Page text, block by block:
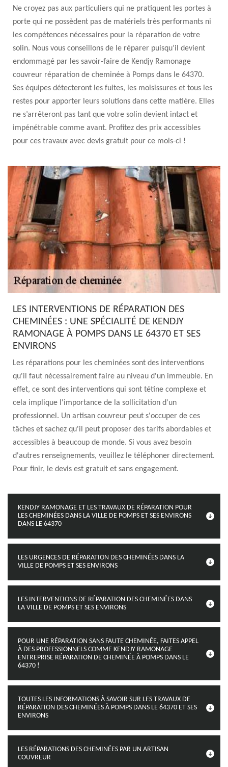
Ne croyez pas aux particuliers qui ne pratiquent les portes à
porte qui ne possèdent pas de matériels très performants ni
les compétences nécessaires pour la réparation de votre
solin. Nous vous conseillons de le réparer puisqu’il devient
endommagé par les savoir-faire de Kendjy Ramonage
couvreur réparation de cheminée à Pomps dans le 64370.
Ses équipes détecteront les fuites, les moisissures et tous les
restes pour apporter leurs solutions dans cette matière. Elles
ne s’arrêteront pas tant que votre solin devient intact et
impénétrable comme avant. Profitez des prix accessibles
pour ces travaux avec devis gratuit pour ce mois-ci !
LES INTERVENTIONS DE RÉPARATION DES
CHEMINÉES : UNE SPÉCIALITÉ DE KENDJY
RAMONAGE À POMPS DANS LE 64370 ET SES
ENVIRONS
Les réparations pour les cheminées sont des interventions
qu'il faut nécessairement faire au niveau d'un immeuble. En
effet, ce sont des interventions qui sont tétine complexe et
cela implique l'importance de la sollicitation d'un
professionnel. Un artisan couvreur peut s'occuper de ces
tâches et sachez qu'il peut proposer des tarifs abordables et
accessibles à beaucoup de monde. Si vous avez besoin
d'autres renseignements, veuillez le téléphoner directement.
Pour finir, le devis est gratuit et sans engagement.
KENDJY RAMONAGE ET LES TRAVAUX DE RÉPARATION POUR
LES CHEMINÉES DANS LA VILLE DE POMPS ET SES ENVIRONS
DANS LE 64370
LES URGENCES DE RÉPARATION DES CHEMINÉES DANS LA
VILLE DE POMPS ET SES ENVIRONS
LES INTERVENTIONS DE RÉPARATION DES CHEMINÉES DANS
LA VILLE DE POMPS ET SES ENVIRONS
POUR UNE RÉPARATION SANS FAUTE CHEMINÉE, FAITES APPEL
À DES PROFESSIONNELS COMME KENDJY RAMONAGE
ENTREPRISE RÉPARATION DE CHEMINÉE À POMPS DANS LE
64370 !
TOUTES LES INFORMATIONS À SAVOIR SUR LES TRAVAUX DE
RÉPARATION DES CHEMINÉES À POMPS DANS LE 64370 ET SES
ENVIRONS
LES RÉPARATIONS DES CHEMINÉES PAR UN ARTISAN
COUVREUR